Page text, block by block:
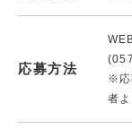
応募方法
※応
者